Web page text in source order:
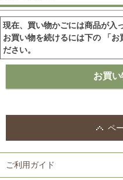
現在、買い物かごには商品が入
お買い物を続けるには下の 「お
ださい。
ペ
ご利用ガイド